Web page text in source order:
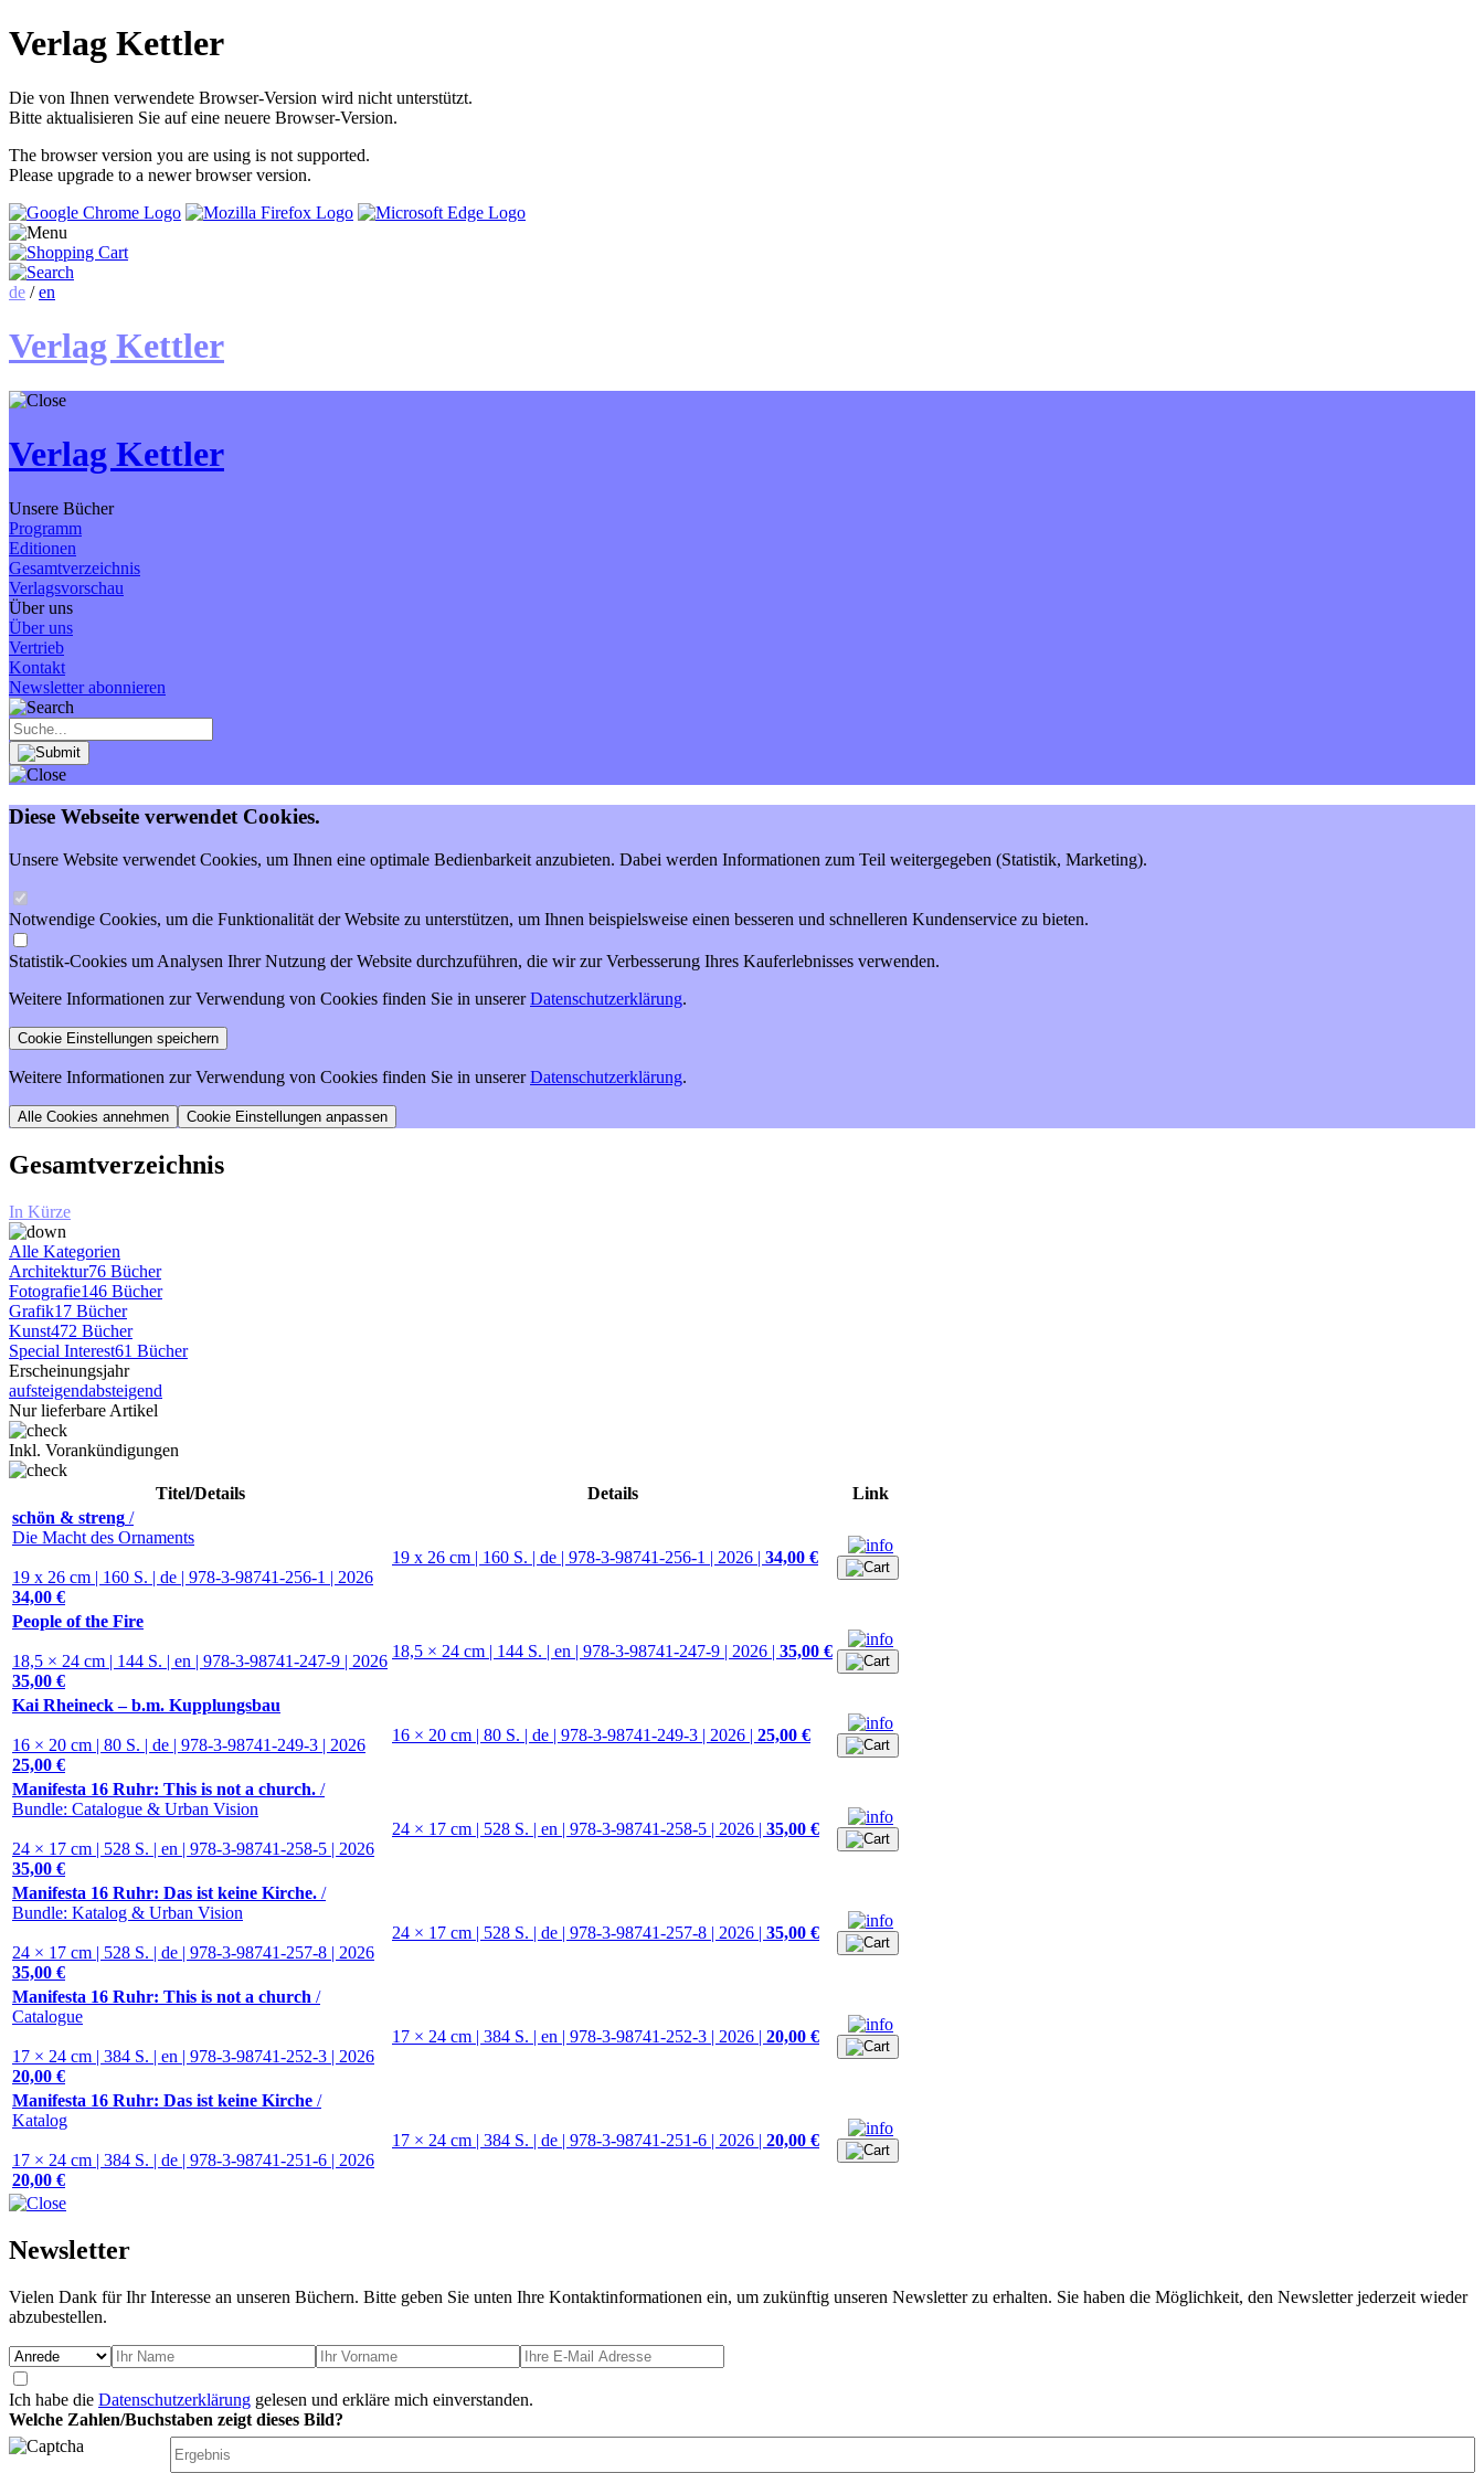
Verlag Kettler
Die von Ihnen verwendete Browser-Version wird nicht unterstützt.
Bitte aktualisieren Sie auf eine neuere Browser-Version.
The browser version you are using is not supported.
Please upgrade to a newer browser version.
de /en
Verlag Kettler
Verlag Kettler
Unsere Bücher
Programm
Editionen
Gesamtverzeichnis
Verlagsvorschau
Über uns
Über uns
Vertrieb
Kontakt
Newsletter abonnieren
Diese Webseite verwendet Cookies.
Unsere Website verwendet Cookies, um Ihnen eine optimale Bedienbarkeit anzubieten. Dabei werden Informationen zum Teil weitergegeben (Statistik, Marketing).
Notwendige Cookies, um die Funktionalität der Website zu unterstützen, um Ihnen beispielsweise einen besseren und schnelleren Kundenservice zu bieten.
Statistik-Cookies um Analysen Ihrer Nutzung der Website durchzuführen, die wir zur Verbesserung Ihres Kauferlebnisses verwenden.
Weitere Informationen zur Verwendung von Cookies finden Sie in unsererDatenschutzerklärung.
Weitere Informationen zur Verwendung von Cookies finden Sie in unsererDatenschutzerklärung.
Cookie Einstellungen anpassen
Gesamtverzeichnis
In Kürze
Alle Kategorien
Architektur76 Bücher
Fotografie146 Bücher
Grafik17 Bücher
Kunst472 Bücher
Special Interest61 Bücher
Erscheinungsjahr
aufsteigendabsteigend
Nur lieferbare Artikel
Inkl. Vorankündigungen
Titel/Details Details
Link
schön & streng /
Die Macht des Ornaments
19 x 26 cm | 160 S. | de | 978-3-98741-256-1 | 2026
34,00 €
19 x 26 cm | 160 S. | de | 978-3-98741-256-1 | 2026 | 34,00 €
People of the Fire
18,5 × 24 cm | 144 S. | en | 978-3-98741-247-9 | 2026
35,00 €
18,5 × 24 cm | 144 S. | en | 978-3-98741-247-9 | 2026 | 35,00 €
Kai Rheineck – b.m. Kupplungsbau
16 × 20 cm | 80 S. | de | 978-3-98741-249-3 | 2026
25,00 €
16 × 20 cm | 80 S. | de | 978-3-98741-249-3 | 2026 | 25,00 €
Manifesta 16 Ruhr: This is not a church. /
Bundle: Catalogue & Urban Vision
24 × 17 cm | 528 S. | en | 978-3-98741-258-5 | 2026
35,00 €
24 × 17 cm | 528 S. | en | 978-3-98741-258-5 | 2026 | 35,00 €
Manifesta 16 Ruhr: Das ist keine Kirche. /
Bundle: Katalog & Urban Vision
24 × 17 cm | 528 S. | de | 978-3-98741-257-8 | 2026
35,00 €
24 × 17 cm | 528 S. | de | 978-3-98741-257-8 | 2026 | 35,00 €
Manifesta 16 Ruhr: This is not a church /
Catalogue
17 × 24 cm | 384 S. | en | 978-3-98741-252-3 | 2026
20,00 €
17 × 24 cm | 384 S. | en | 978-3-98741-252-3 | 2026 | 20,00 €
Manifesta 16 Ruhr: Das ist keine Kirche /
Katalog
17 × 24 cm | 384 S. | de | 978-3-98741-251-6 | 2026
20,00 €
17 × 24 cm | 384 S. | de | 978-3-98741-251-6 | 2026 | 20,00 €
Newsletter
Vielen Dank für Ihr Interesse an unseren Büchern. Bitte geben Sie unten Ihre Kontaktinformationen ein, um zukünftig unseren Newsletter zu erhalten. Sie haben die Möglichkeit, den Newsletter jederzeit wieder
abzubestellen.
Ich habe die Datenschutzerklärung gelesen und erkläre mich einverstanden.
Welche Zahlen/Buchstaben zeigt dieses Bild?